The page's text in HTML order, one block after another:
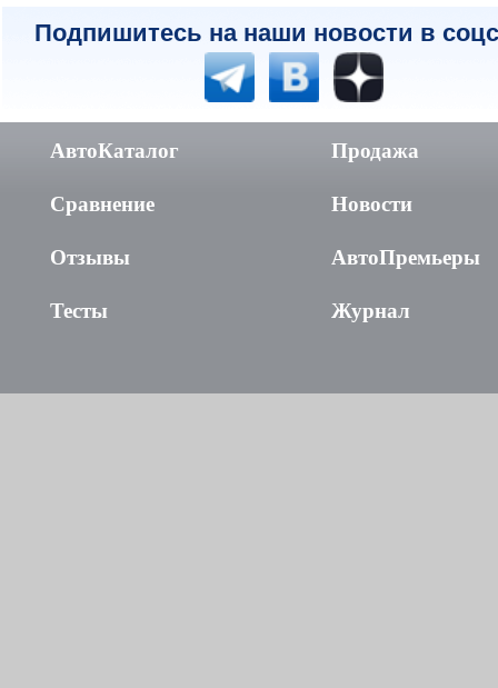
Подпишитесь на наши новости в
АвтоКаталог
Сравнение
Отзывы
Тесты
Продажа
Новости
АвтоПремьеры
Журнал